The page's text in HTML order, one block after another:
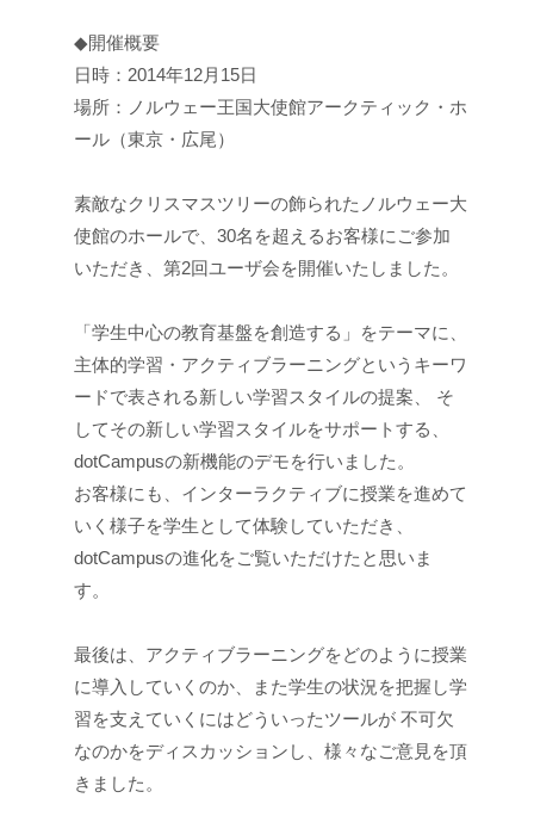
◆開催概要
日時：2014年12月15日
場所：ノルウェー王国大使館アークティック・ホ
ール（東京・広尾）
素敵なクリスマスツリーの飾られたノルウェー大
使館のホールで、30名を超えるお客様にご参加
いただき、第2回ユーザ会を開催いたしました。
「学生中心の教育基盤を創造する」をテーマに、
主体的学習・アクティブラーニングというキーワ
ードで表される新しい学習スタイルの提案、 そ
してその新しい学習スタイルをサポートする、
dotCampusの新機能のデモを行いました。
お客様にも、インターラクティブに授業を進めて
いく様子を学生として体験していただき、
dotCampusの進化をご覧いただけたと思いま
す。
最後は、アクティブラーニングをどのように授業
に導入していくのか、また学生の状況を把握し学
習を支えていくにはどういったツールが 不可欠
なのかをディスカッションし、様々なご意見を頂
きました。